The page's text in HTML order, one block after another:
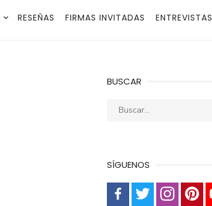
RESEÑAS FIRMAS INVITADAS ENTREVISTAS
BUSCAR
Buscar:
SÍGUENOS